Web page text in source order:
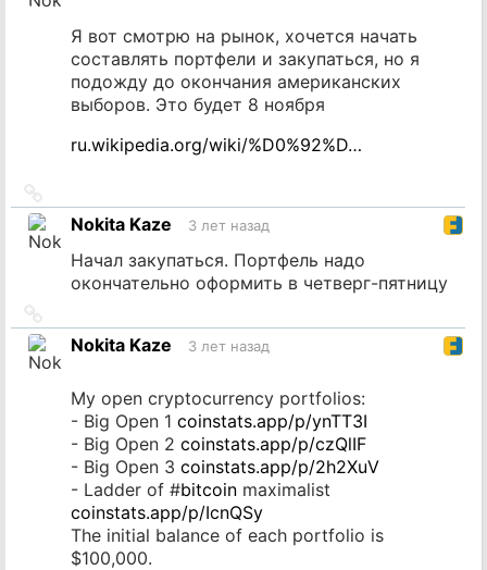
Я вот смотрю на рынок, хочется начать
составлять портфели и закупаться, но я
подожду до окончания американских
выборов. Это будет 8 ноября
ru.wikipedia.org/wiki/%D0%92%D…
на
источник
Nokita Kaze 3 лет назад
Начал закупаться. Портфель надо
окончательно оформить в четверг-пятницу
на
источник
Nokita Kaze 3 лет назад
My open cryptocurrency portfolios:
- Big Open 1 coinstats.app/p/ynTT3I
- Big Open 2 coinstats.app/p/czQlIF
- Big Open 3 coinstats.app/p/2h2XuV
- Ladder of #bitcoin maximalist
coinstats.app/p/IcnQSy
The initial balance of each portfolio is
$100,000.